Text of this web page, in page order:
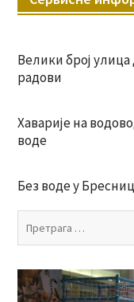
Велики број улица
радови
Хаварије на
воде
Без воде у